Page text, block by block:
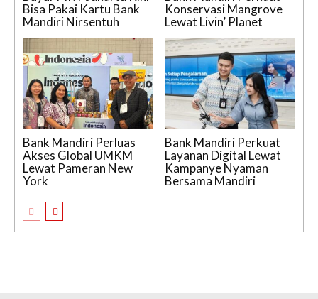
Bisa Pakai Kartu Bank
Mandiri Nirsentuh
Konservasi Mangrove
Lewat Livin’ Planet
Bank Mandiri Perluas
Akses Global UMKM
Lewat Pameran New
York
Bank Mandiri Perkuat
Layanan Digital Lewat
Kampanye Nyaman
Bersama Mandiri